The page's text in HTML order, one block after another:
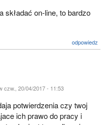
składać on-line, to bardzo
odpowiedz
czw., 20/04/2017 - 11:53
potwierdzenia czy twoj
ich prawo do pracy i